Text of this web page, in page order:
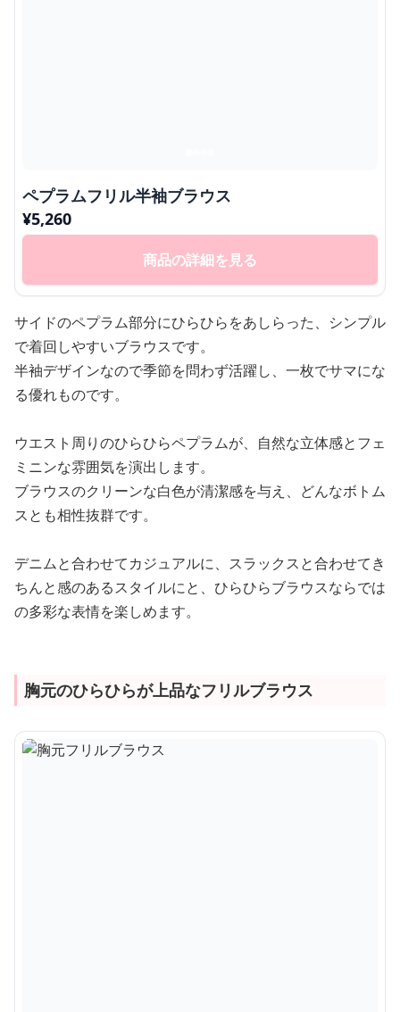
ペプラムフリル半袖ブラウス
¥5,260
商品の詳細を見る
サイドのペプラム部分にひらひらをあしらった、シンプル
で着回しやすいブラウスです。
半袖デザインなので季節を問わず活躍し、一枚でサマにな
る優れものです。
ウエスト周りのひらひらペプラムが、自然な立体感とフェ
ミニンな雰囲気を演出します。
ブラウスのクリーンな白色が清潔感を与え、どんなボトム
スとも相性抜群です。
デニムと合わせてカジュアルに、スラックスと合わせてき
ちんと感のあるスタイルにと、ひらひらブラウスならでは
の多彩な表情を楽しめます。
胸元のひらひらが上品なフリルブラウス